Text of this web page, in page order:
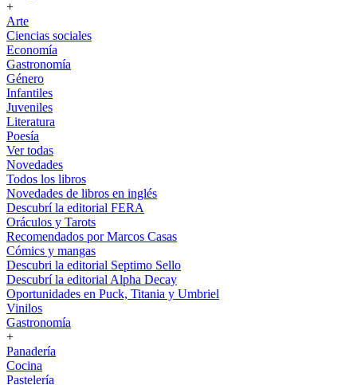
+
Arte
Ciencias sociales
Economía
Gastronomía
Género
Infantiles
Juveniles
Literatura
Poesía
Ver todas
Novedades
Todos los libros
Novedades de libros en inglés
Descubrí la editorial FERA
Oráculos y Tarots
Recomendados por Marcos Casas
Cómics y mangas
Descubri la editorial Septimo Sello
Descubrí la editorial Alpha Decay
Oportunidades en Puck, Titania y Umbriel
Vinilos
Gastronomía
+
Panadería
Cocina
Pastelería